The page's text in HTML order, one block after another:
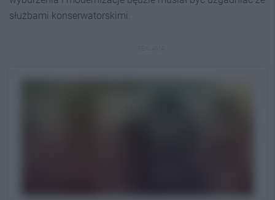
służbami konserwatorskimi.